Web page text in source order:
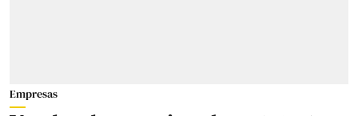
Empresas